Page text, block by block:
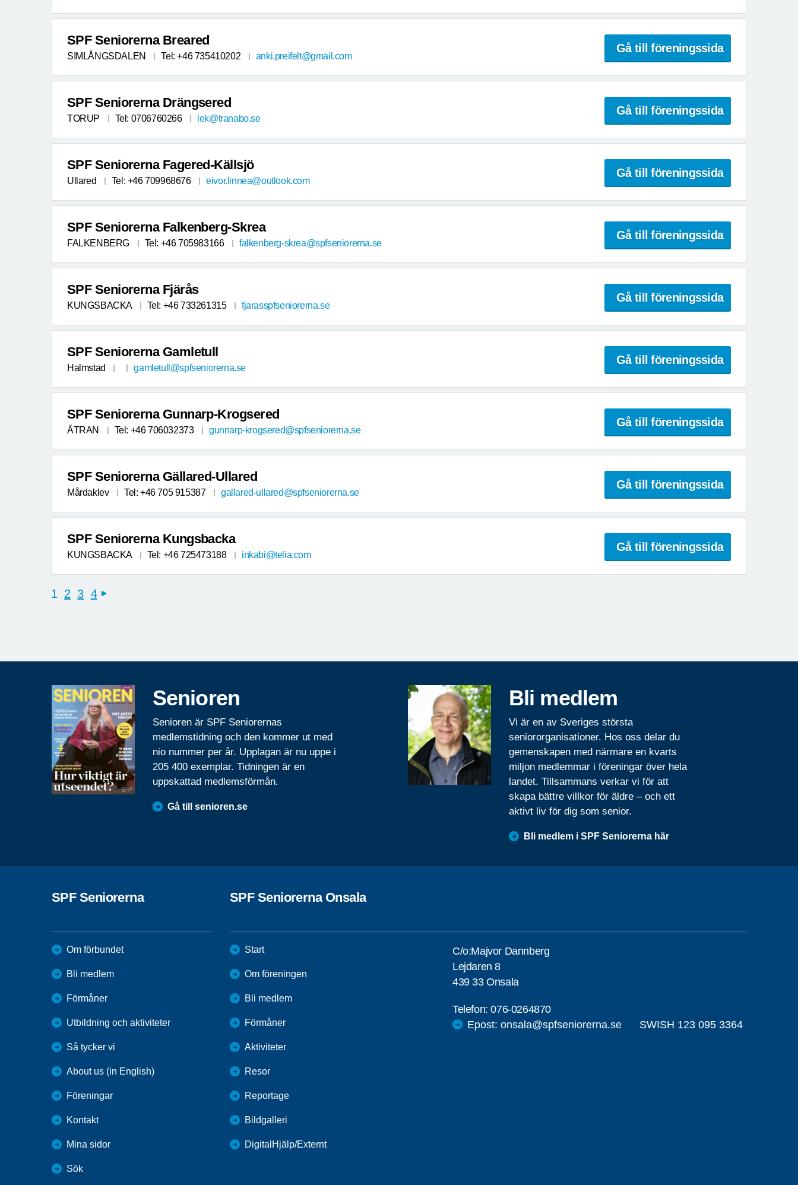
SPF Seniorerna Breared
SIMLÅNGSDALEN Tel: +46 735410202 anki.preifelt@gmail.com
Gå till föreningssida
SPF Seniorerna Drängsered
TORUP Tel: 0706760266 lek@tranabo.se
Gå till föreningssida
SPF Seniorerna Fagered-Källsjö
Ullared Tel: +46 709968676 eivor.linnea@outlook.com
Gå till föreningssida
SPF Seniorerna Falkenberg-Skrea
FALKENBERG Tel: +46 705983166 falkenberg-skrea@spfseniorerna.se
Gå till föreningssida
SPF Seniorerna Fjärås
KUNGSBACKA Tel: +46 733261315 fjarasspfseniorerna.se
Gå till föreningssida
SPF Seniorerna Gamletull
Halmstad gamletull@spfseniorerna.se
Gå till föreningssida
SPF Seniorerna Gunnarp-Krogsered
ÄTRAN Tel: +46 706032373 gunnarp-krogsered@spfseniorerna.se
Gå till föreningssida
SPF Seniorerna Gällared-Ullared
Mårdaklev Tel: +46 705 915387 gallared-ullared@spfseniorerna.se
Gå till föreningssida
SPF Seniorerna Kungsbacka
KUNGSBACKA Tel: +46 725473188 inkabi@telia.com
Gå till föreningssida
1 2 3 4 next
Senioren
Senioren är SPF Seniorernas
medlemstidning och den kommer ut med
nio nummer per år. Upplagan är nu uppe i
205 400 exemplar. Tidningen är en
uppskattad medlemsförmån.
Gå till senioren.se
Bli medlem
Vi är en av Sveriges största
seniororganisationer. Hos oss delar du
gemenskapen med närmare en kvarts
miljon medlemmar i föreningar över hela
landet. Tillsammans verkar vi för att
skapa bättre villkor för äldre – och ett
aktivt liv för dig som senior.
Bli medlem i SPF Seniorerna här
SPF Seniorerna
Om förbundet
Bli medlem
Förmåner
Utbildning och aktiviteter
Så tycker vi
About us (in English)
Föreningar
Kontakt
Mina sidor
Sök
SPF Seniorerna Onsala
Start
Om föreningen
Bli medlem
Förmåner
Aktiviteter
Resor
Reportage
Bildgalleri
DigitalHjälp/Externt
C/o:Majvor Dannberg
Lejdaren 8
439 33 Onsala
Telefon:076-0264870
Epost: onsala@spfseniorerna.se SWISH 123 095 3364